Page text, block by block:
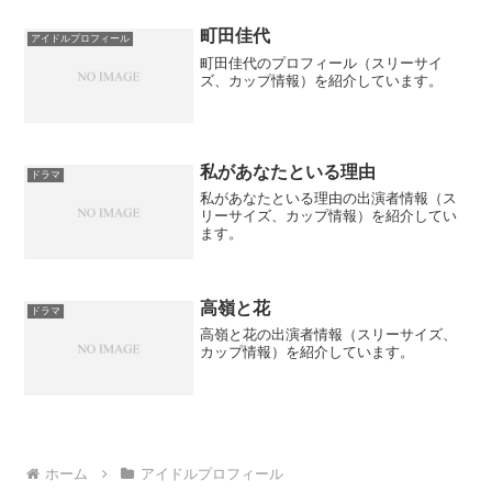
アイドルプロフィール 町田佳代
町田佳代のプロフィール（スリーサイ
ズ、カップ情報）を紹介しています。
ドラマ 私があなたといる理由
私があなたといる理由の出演者情報（ス
リーサイズ、カップ情報）を紹介してい
ます。
ドラマ 高嶺と花
高嶺と花の出演者情報（スリーサイズ、
カップ情報）を紹介しています。
ホーム アイドルプロフィール